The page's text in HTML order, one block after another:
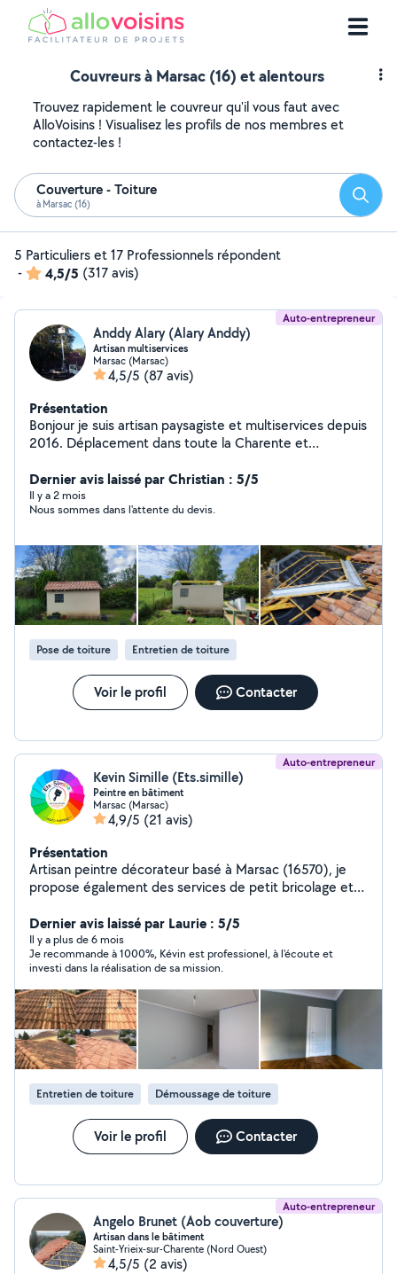
Couvreurs à Marsac (16) et alentours
Trouvez rapidement le couvreur qu'il vous faut avec
AlloVoisins ! Visualisez les profils de nos membres et
contactez-les !
Couverture - Toiture
à Marsac (16)
5 Particuliers et 17 Professionnels répondent
-
4,5/5 (317 avis)
Auto-entrepreneur
Anddy Alary (Alary Anddy)
Artisan multiservices
Marsac (Marsac)
4,5/5 (87 avis)
Présentation
Bonjour je suis artisan paysagiste et multiservices depuis
2016. Déplacement dans toute la Charente et
tout renseignement et devis gratuit. Voici mes
prestations : Élagage et abattage tout hauteur avec ou
sans camion nacelle Taille de haie Tonte et
rigide avec soubassement béton Pose de panneau
claustra Petite maçonnerie Peinture intérieur extérieur
Nettoyage et hydrofuge de couverture Vérification de
toiture (fuite.....) Crédit d'impôt à 50 % n'hésitez pas à
me contacter pour toute demande de renseignement
ou de devis je reste à votre disposition 7 jours sur 7
Intervention d'urgence 7 jours sur 7 24 sur 24
Dernier avis laissé par Christian : 5/5
Il y a 2 mois
Nous sommes dans l'attente du devis.
Pose de toiture Entretien de toiture
Voir le profil Contacter
Auto-entrepreneur
Kevin Simille (Ets.simille)
Peintre en bâtiment
Marsac (Marsac)
4,9/5 (21 avis)
Présentation
Artisan peintre décorateur basé à Marsac (16570), je
propose également des services de petit bricolage et
réactif, j'interviens pour la peinture intérieure et
extérieure, rénovation de volets, portes, fenêtres,
portails, garage bois, lasure, remise en état avant/après,
petites réparations, finitions et entretien général de
l'habitat. Habitué aux chantiers soignés chez particuliers,
je mets un point d'honneur à fournir un travail propre,
durable et de qualité. Disponible pour petits travaux,
rafraîchissement , rénovation esthétique et entretien
courant de votre maison. - Peinture général - Petit
bricolage - Rénovation bois - Volets, fenêtres, portes,
garages - Finitions soignées - Travail propre et sérieux -
Devis rapide et gratuit Déplacement dans toutes la
Charente.
Dernier avis laissé par Laurie : 5/5
Il y a plus de 6 mois
Je recommande à 1000%, Kévin est professionel, à l'écoute et
investi dans la réalisation de sa mission.
Entretien de toiture Démoussage de toiture
Voir le profil Contacter
Auto-entrepreneur
Angelo Brunet (Aob couverture)
Artisan dans le bâtiment
Saint-Yrieix-sur-Charente (Nord Ouest)
4,5/5 (2 avis)